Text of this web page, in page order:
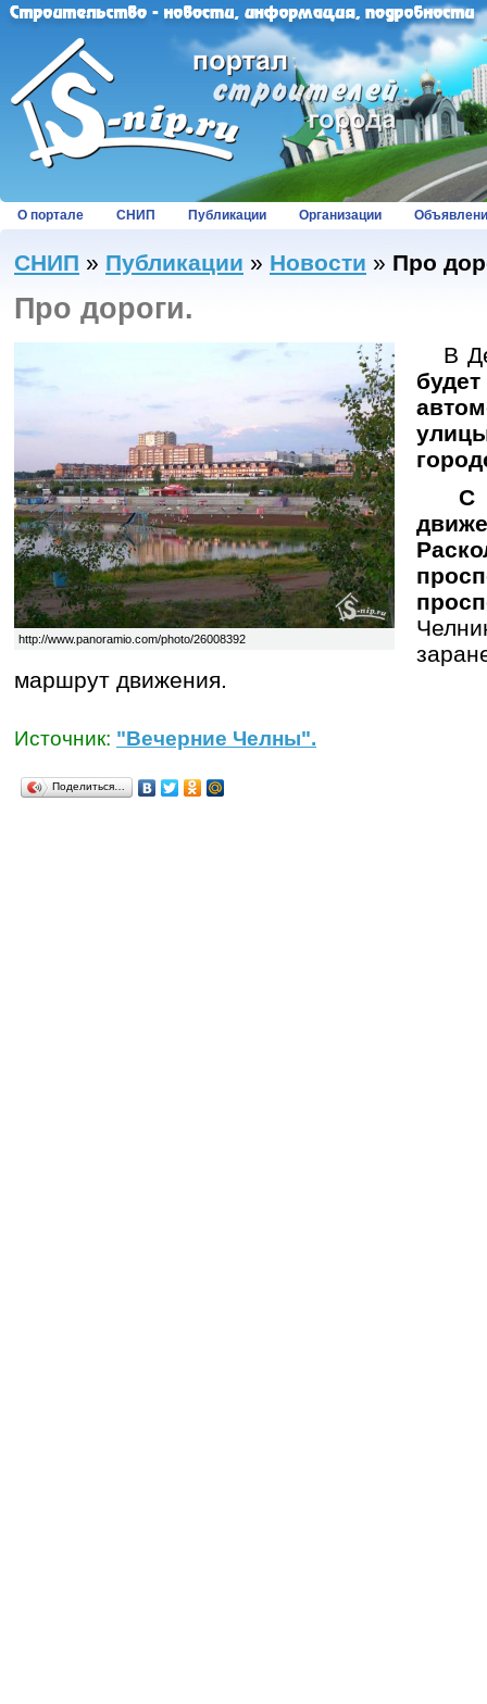
О портале СНИП Публикации Организации
СНИП » Публикации » Новости » Про
Про дороги.
http://www.panoramio.com/photo/26008392
В
С
маршрут движения.
Источник: "Вечерние Челны".
Поделиться…